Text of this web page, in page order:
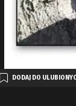
DODAJ DO